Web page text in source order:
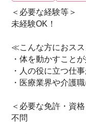
＜必要な経験等＞
未経験OK！
≪こんな方におス
・体を動かすこと
・人の役に立つ仕
・医療業界や介護
＜必要な免許・資格
不問